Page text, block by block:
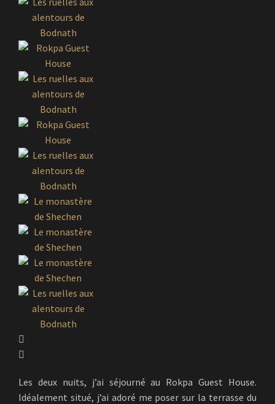
Les deux nuits, j’ai séjourné au Rokpa Guest House.
Idéalement situé, j’ai adoré me poser sur la terrasse du